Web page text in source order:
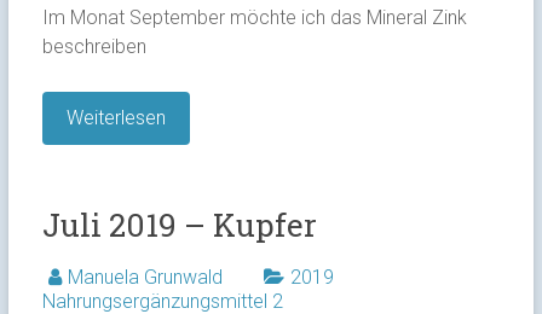
Im Monat September möchte ich das Mineral Zink
beschreiben
Weiterlesen
Juli 2019 – Kupfer
Manuela Grunwald
2019
Nahrungsergänzungsmittel 2